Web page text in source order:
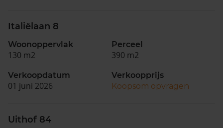
Italiëlaan 8
Woonoppervlak
130 m2
Perceel
390 m2
Verkoopdatum
01 juni 2026
Verkoopprijs
Koopsom opvragen
Uithof 84